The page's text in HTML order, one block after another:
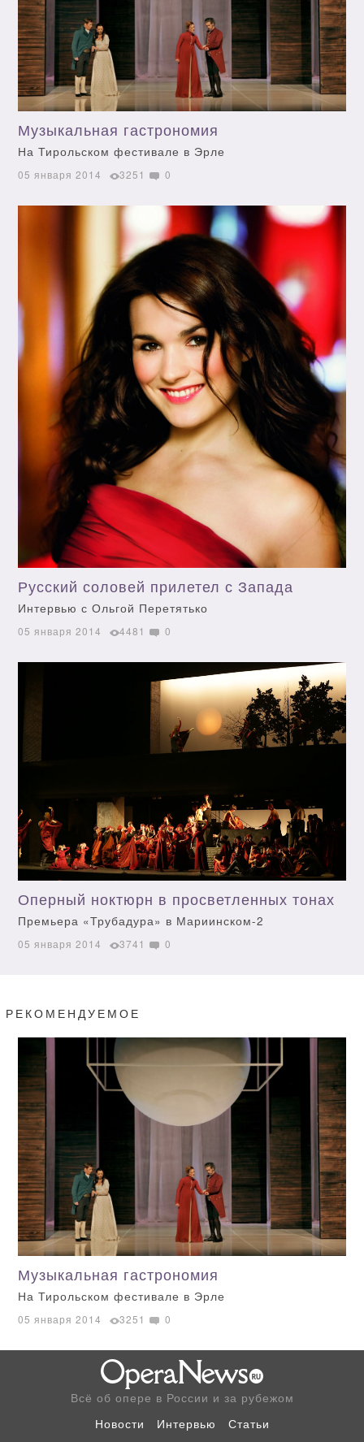
Музыкальная гастрономия
На Тирольском фестивале в Эрле
05 января 2014 3251 0
Русский соловей прилетел с Запада
Интервью с Ольгой Перетятько
05 января 2014 4481 0
Оперный ноктюрн в просветленных тонах
Премьера «Трубадура» в Мариинском-2
05 января 2014 3741 0
РЕКОМЕНДУЕМОЕ
Музыкальная гастрономия
На Тирольском фестивале в Эрле
05 января 2014 3251 0
Всё об опере в России и за рубежом
Новости
Интервью
Статьи